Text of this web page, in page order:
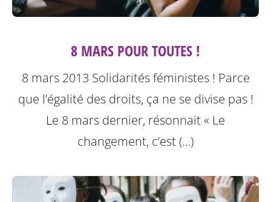
8 MARS POUR TOUTES !
8 mars 2013 Solidarités féministes ! Parce
que l’égalité des droits, ça ne se divise pas !
Le 8 mars dernier, résonnait « Le
changement, c’est (…)